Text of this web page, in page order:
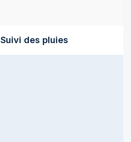
Suivi des pluies